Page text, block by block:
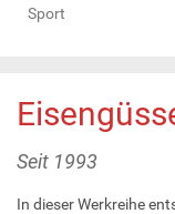
Sport
Seit 1993
In dieser Werkreihe